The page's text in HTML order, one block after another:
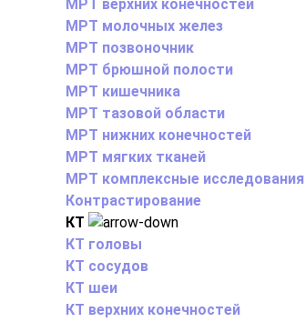
МРТ верхних конечностей
МРТ молочных желез
МРТ позвоночник
МРТ брюшной полости
МРТ кишечника
МРТ тазовой области
МРТ нижних конечностей
МРТ мягких тканей
МРТ комплексные исследования
Контрастирование
КТ
КТ головы
КТ сосудов
КТ шеи
КТ верхних конечностей